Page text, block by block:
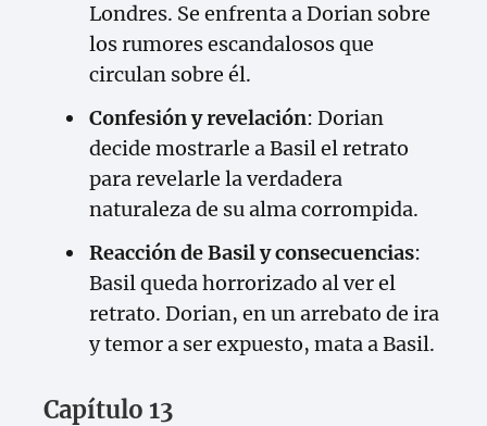
Londres. Se enfrenta a Dorian sobre
los rumores escandalosos que
circulan sobre él.
Confesión y revelación: Dorian
decide mostrarle a Basil el retrato
para revelarle la verdadera
naturaleza de su alma corrompida.
Reacción de Basil y consecuencias:
Basil queda horrorizado al ver el
retrato. Dorian, en un arrebato de ira
y temor a ser expuesto, mata a Basil.
Capítulo 13